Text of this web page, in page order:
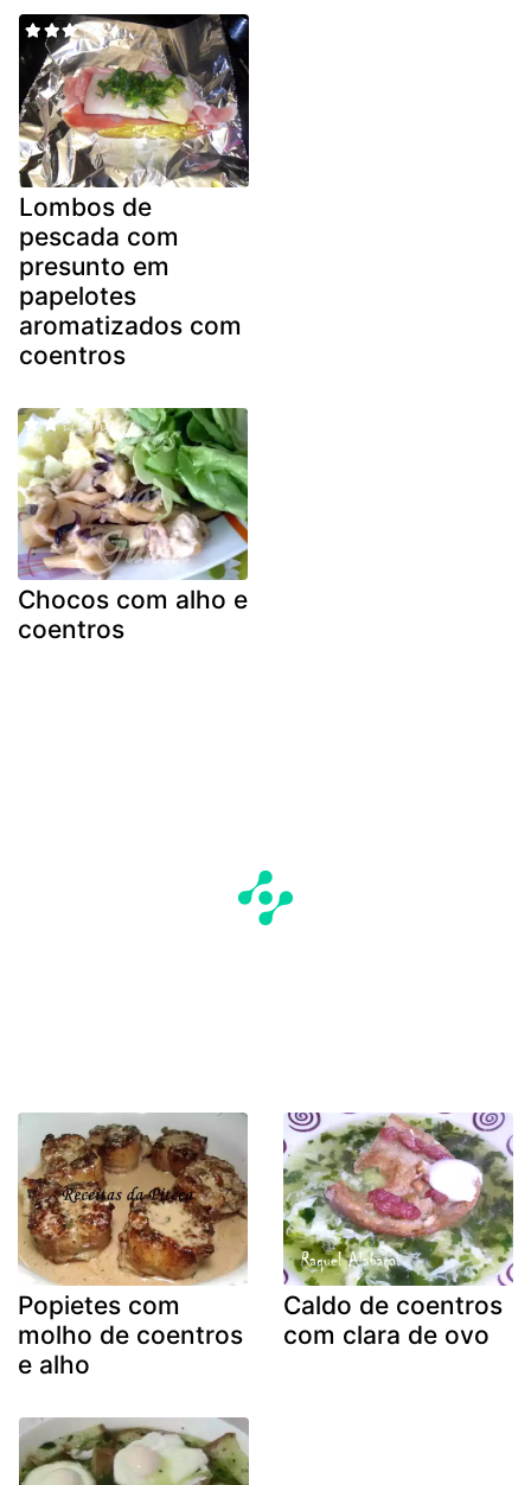
Lombos de
pescada com
presunto em
papelotes
aromatizados com
coentros
Chocos com alho e
coentros
Popietes com
molho de coentros
e alho
Caldo de coentros
com clara de ovo